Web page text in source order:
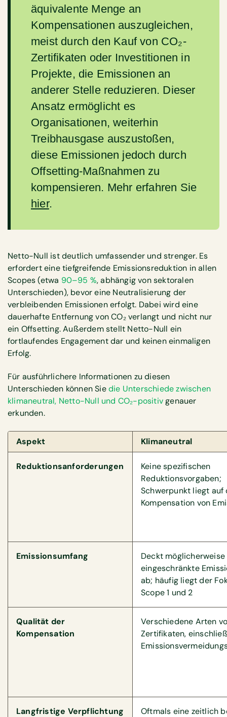
äquivalente Menge an
Kompensationen auszugleichen,
meist durch den Kauf von CO₂-
Zertifikaten oder Investitionen in
Projekte, die Emissionen an
anderer Stelle reduzieren. Dieser
Ansatz ermöglicht es
Organisationen, weiterhin
Treibhausgase auszustoßen,
diese Emissionen jedoch durch
Offsetting-Maßnahmen zu
kompensieren. Mehr erfahren Sie
hier.
Netto-Null ist deutlich umfassender und strenger. Es
erfordert eine tiefgreifende Emissionsreduktion in allen
Scopes (etwa 90–95 %, abhängig von sektoralen
Unterschieden), bevor eine Neutralisierung der
verbleibenden Emissionen erfolgt. Dabei wird eine
dauerhafte Entfernung von CO₂ verlangt und nicht nur
ein Offsetting. Außerdem stellt Netto-Null ein
fortlaufendes Engagement dar und keinen einmaligen
Erfolg.
Für ausführlichere Informationen zu diesen
Unterschieden können Siedie Unterschiede zwischen
klimaneutral, Netto-Null und CO₂-positivgenauer
erkunden.
Aspekt Klimaneutral
Reduktionsanforderungen
Keine spezifischen
Reduktionsvorgaben;
Schwerpunkt liegt auf
Kompensation von
Emissionsumfang
Deckt möglicherweise
eingeschränkte
ab; häufig liegt der
Scope 1 und 2
Qualität der
Kompensation
Verschiedene Arten
Zertifikaten,
Langfristige Verpflichtung
Oftmals eine zeitlich